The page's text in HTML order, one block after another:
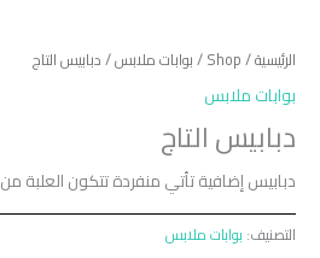
الرئيسية/
Shop
/بوابات ملابس/ دبابيس التاج
بوابات ملابس
دبابيس التاج
دبابيس إضافية تأتي منفردة تتكون العلبة من 1000دبوس
التصنيف: بوابات ملابس